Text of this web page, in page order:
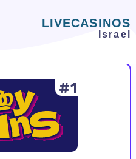
משחקים אונליין
משחקים חינמיים
#1